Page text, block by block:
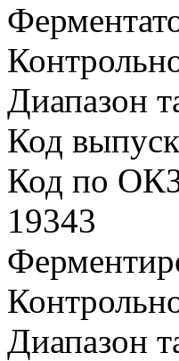
Диапазон
Код
Код по
19343
Диапазон